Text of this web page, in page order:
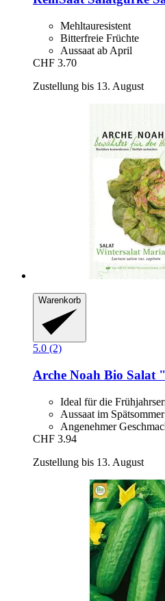
Mehltauresistent
Bitterfreie Früchte
Aussaat ab April
CHF 3.70
Zustellung bis 13. August
Warenkorb
5.0 (2)
Arche Noah Bio Salat
Ideal für die
Aussaat im Spätsommer
Angenehmer
CHF 3.94
Zustellung bis 13. August